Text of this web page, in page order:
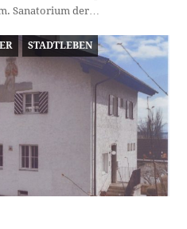
Sanatorium der…
STADTLEBEN